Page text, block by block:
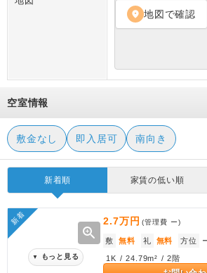
location_on 地図で確認
空室情報
敷金なし 即入居可 南向き
新着順 家賃の低い順
新着
zoom_in
▼ もっと見る
2.7万円 (管理費 ー)
敷 無料 礼 無料 方位
1K / 24.79m² / 2階